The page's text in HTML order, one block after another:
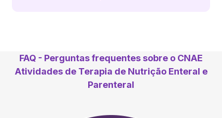
FAQ - Perguntas frequentes sobre o CNAE
Atividades de Terapia de Nutrição Enteral e
Parenteral